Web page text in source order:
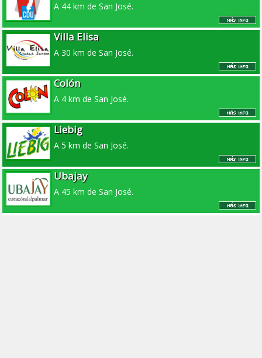
A 44 km de San José.
Villa Elisa
A 30 km de San José.
Colón
A 4 km de San José.
Liebig
A 5 km de San José.
Ubajay
A 45 km de San José.